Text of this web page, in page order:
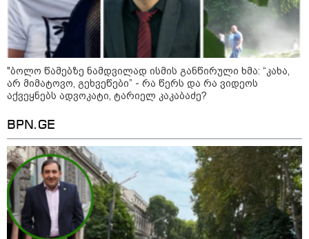
სამართალი
"ბოლო წამებზე ნამდვილად ისმის განწირული ხმა: “კახა,
არ მიმატოვო, გეხვეწები” - რა წერს და რა ვიდეოს
აქვეყნებს ადვოკატი, ტარიელ კაკაბაძე?
BPN.GE